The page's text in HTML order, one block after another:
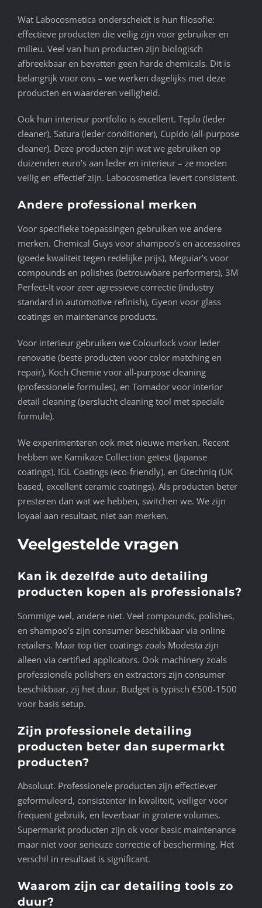
Wat Labocosmetica onderscheidt is hun filosofie:
effectieve producten die veilig zijn voor gebruiker en
milieu. Veel van hun producten zijn biologisch
afbreekbaar en bevatten geen harde chemicals. Dit is
belangrijk voor ons – we werken dagelijks met deze
producten en waarderen veiligheid.
Ook hun interieur portfolio is excellent. Teplo (leder
cleaner), Satura (leder conditioner), Cupido (all-purpose
cleaner). Deze producten zijn wat we gebruiken op
duizenden euro’s aan leder en interieur – ze moeten
veilig en effectief zijn. Labocosmetica levert consistent.
Andere professional merken
Voor specifieke toepassingen gebruiken we andere
merken. Chemical Guys voor shampoo’s en accessoires
(goede kwaliteit tegen redelijke prijs), Meguiar’s voor
compounds en polishes (betrouwbare performers), 3M
Perfect-It voor zeer agressieve correctie (industry
standard in automotive refinish), Gyeon voor glass
coatings en maintenance products.
Voor interieur gebruiken we Colourlock voor leder
renovatie (beste producten voor color matching en
repair), Koch Chemie voor all-purpose cleaning
(professionele formules), en Tornador voor interior
detail cleaning (perslucht cleaning tool met speciale
formule).
We experimenteren ook met nieuwe merken. Recent
hebben we Kamikaze Collection getest (Japanse
coatings), IGL Coatings (eco-friendly), en Gtechniq (UK
based, excellent ceramic coatings). Als producten beter
presteren dan wat we hebben, switchen we. We zijn
loyaal aan resultaat, niet aan merken.
Veelgestelde vragen
Kan ik dezelfde auto detailing
producten kopen als professionals?
Sommige wel, andere niet. Veel compounds, polishes,
en shampoo’s zijn consumer beschikbaar via online
retailers. Maar top tier coatings zoals Modesta zijn
alleen via certified applicators. Ook machinery zoals
professionele polishers en extractors zijn consumer
beschikbaar, zij het duur. Budget is typisch €500-1500
voor basis setup.
Zijn professionele detailing
producten beter dan supermarkt
producten?
Absoluut. Professionele producten zijn effectiever
geformuleerd, consistenter in kwaliteit, veiliger voor
frequent gebruik, en leverbaar in grotere volumes.
Supermarkt producten zijn ok voor basic maintenance
maar niet voor serieuze correctie of bescherming. Het
verschil in resultaat is significant.
Waarom zijn car detailing tools zo
duur?